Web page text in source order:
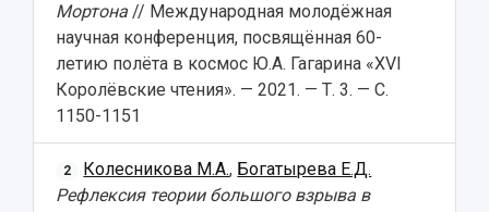
Мортона // Международная молодёжная
научная конференция, посвящённая 60-
летию полёта в космос Ю.А. Гагарина «XVI
Королёвские чтения». — 2021. — Т. 3. — С.
1150-1151
2 Колесникова М.А., Богатырева Е.Д.
Рефлексия теории большого взрыва в